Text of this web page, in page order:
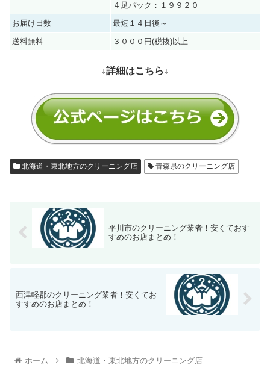
４足パック：１９９２０
お届け日数
最短１４日後～
送料無料
３０００円(税抜)以上
↓詳細はこちら↓
北海道・東北地方のクリーニング店 青森県のクリーニング店
平川市のクリーニング業者！安くておす
すめのお店まとめ！
西津軽郡のクリーニング業者！安くてお
すすめのお店まとめ！
ホーム 北海道・東北地方のクリーニング店